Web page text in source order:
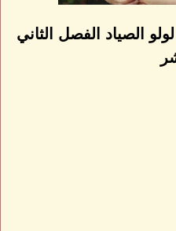
الصياد الفصل الثاني